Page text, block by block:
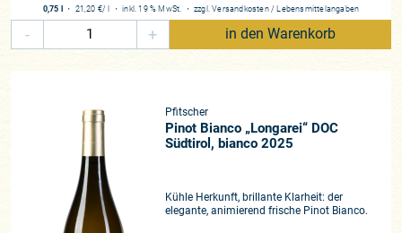
Kaum ein anderes Südtiroler Weingut verfügt damit über eine
so große Vielfalt an verschiedenartigen Böden. Vulkanischer
Lage Südtirols für reichlich Sonnenschein, während die
Höhenmeter und die kühlen Nächte den Weinen Eleganz und
Finesse verleihen. Dieses Spannungsfeld von alpinem Klima
und mediterraner Wärme macht die Weine von Pfitscher so
einzigartig und unverwechselbar.
0,75 l ・ 21,20 €/ l ・inkl. 19 % MwSt. ・ zzgl.Versandkosten / Lebensmittelangaben
- + in den Warenkorb
Pfitscher
Pinot Bianco „Longarei“ DOC
Südtirol, bianco 2025
Kühle Herkunft, brillante Klarheit: der
elegante, animierend frische Pinot Bianco.